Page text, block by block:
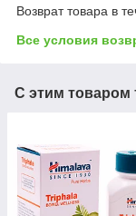
Возврат товара в
Все условия
С этим товаром